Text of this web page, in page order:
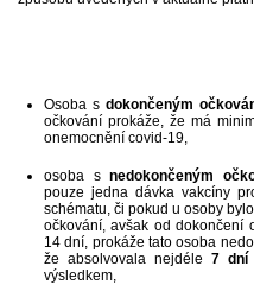
Osoba s dokončeným
očkování prokáže, že má
onemocnění covid-19,
osoba snedokončeným
pouze jedna dávka vakcíny
schématu, či pokud u osoby
očkování, avšak od dokončení
14 dní, prokáže tato osoba
že absolvovala nejdéle 7 dní
výsledkem,